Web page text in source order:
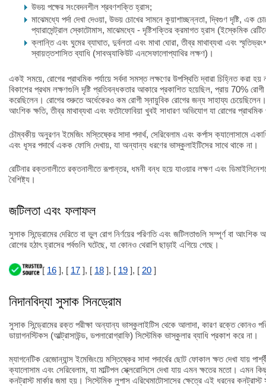
উভয় পক্ষের সংবেদনশীল শ্রবণশক্তি হ্রাস;
মাঝেমধ্যে পর্দা দেখা দেওয়া, উভয় চোখের সামনে কুয়াশাচ্ছন্নতা, দ্বিগুণ দৃষ্টি, এক
প্যারাসেন্ট্রাল স্কোটোমাস, মাঝেমধ্যে - দৃষ্টিশক্তির ক্রমাগত হ্রাস (ইস্কেমিক
ক্লান্তি এবং ঘুমের ব্যাঘাত, দুর্বলতা এবং মাথা ঘোরা, তীব্র মাথাব্যথা এবং
স্বায়ত্তশাসিত ব্যাধি (সাবঅ্যাকিউট এনসেফালোপ্যাথির লক্ষণ)।
একই সময়ে, রোগের প্রাথমিক পর্যায়ে সর্বদা সমস্ত লক্ষণের উপস্থিতি দ্বারা চিহ্নিত করা
বিকাশের প্রথম লক্ষণগুলি দৃষ্টি প্রতিবন্ধকতার আকারে প্রকাশিত হয়েছিল, প্রায় 70%
করেছিলেন। রোগের শুরুতে অর্ধেকেরও কম রোগী স্নায়ুবিক রোগের জন্য সাহায্য
আংশিক ক্ষতি, তীব্র মাথাব্যথা এবং ফটোফোবিয়া খুবই সাধারণ অভিযোগ যা রোগের প্রাথমিক
চৌম্বকীয় অনুরণন ইমেজিং মস্তিষ্কের সাদা পদার্থ, সেরিবেলাম এবং কর্পাস ক্যালোসামে
এবং ধূসর পদার্থে একক ফোসি দেখায়, যা অন্যান্য ধরণের ভাস্কুলাইটিসের সাথে থাকে না।
রেটিনার রক্তনালীতে রক্তনালীতে রূপান্তর, ধমনী বন্ধ হয়ে যাওয়ার লক্ষণ এবং
বৈশিষ্ট্য।
জটিলতা এবং ফলাফল
সুসাক সিন্ড্রোমের দেরিতে বা ভুল রোগ নির্ণয়ের পরিণতি এবং জটিলতাগুলি সম্পূর্ণ বা আংশিক
রোগের হঠাৎ হ্রাসের পর্বগুলি ঘটেছে, যা কোনও থেরাপি ছাড়াই এগিয়ে গেছে।
[ 16 ], [ 17 ], [ 18 ], [ 19 ], [ 20 ]
নিদানবিদ্যা সুসাক সিনড্রোম
সুসাক সিন্ড্রোমের রক্ত পরীক্ষা অন্যান্য ভাস্কুলাইটিস থেকে আলাদা, কারণ রক্তে কোনও
ডায়াগনস্টিকস (আল্ট্রাসাউন্ড, ডপলারোগ্রাফি) সিস্টেমিক ভাস্কুলার ব্যাধি প্রকাশ করে না।
ম্যাগনেটিক রেজোন্যান্স ইমেজিংয়ে মস্তিষ্কের সাদা পদার্থের ছোট ফোকাল ক্ষত দেখা যায়
ক্যালোসাম এবং সেরিবেলাম, যা মাল্টিপল স্ক্লেরোসিসে দেখা যায় এমন ক্ষতের মতো। এমন
কনট্রাস্ট মার্কার জমা হয়। সিস্টেমিক লুপাস এরিথেমাটোসাসের ক্ষেত্রে এই ধরনের